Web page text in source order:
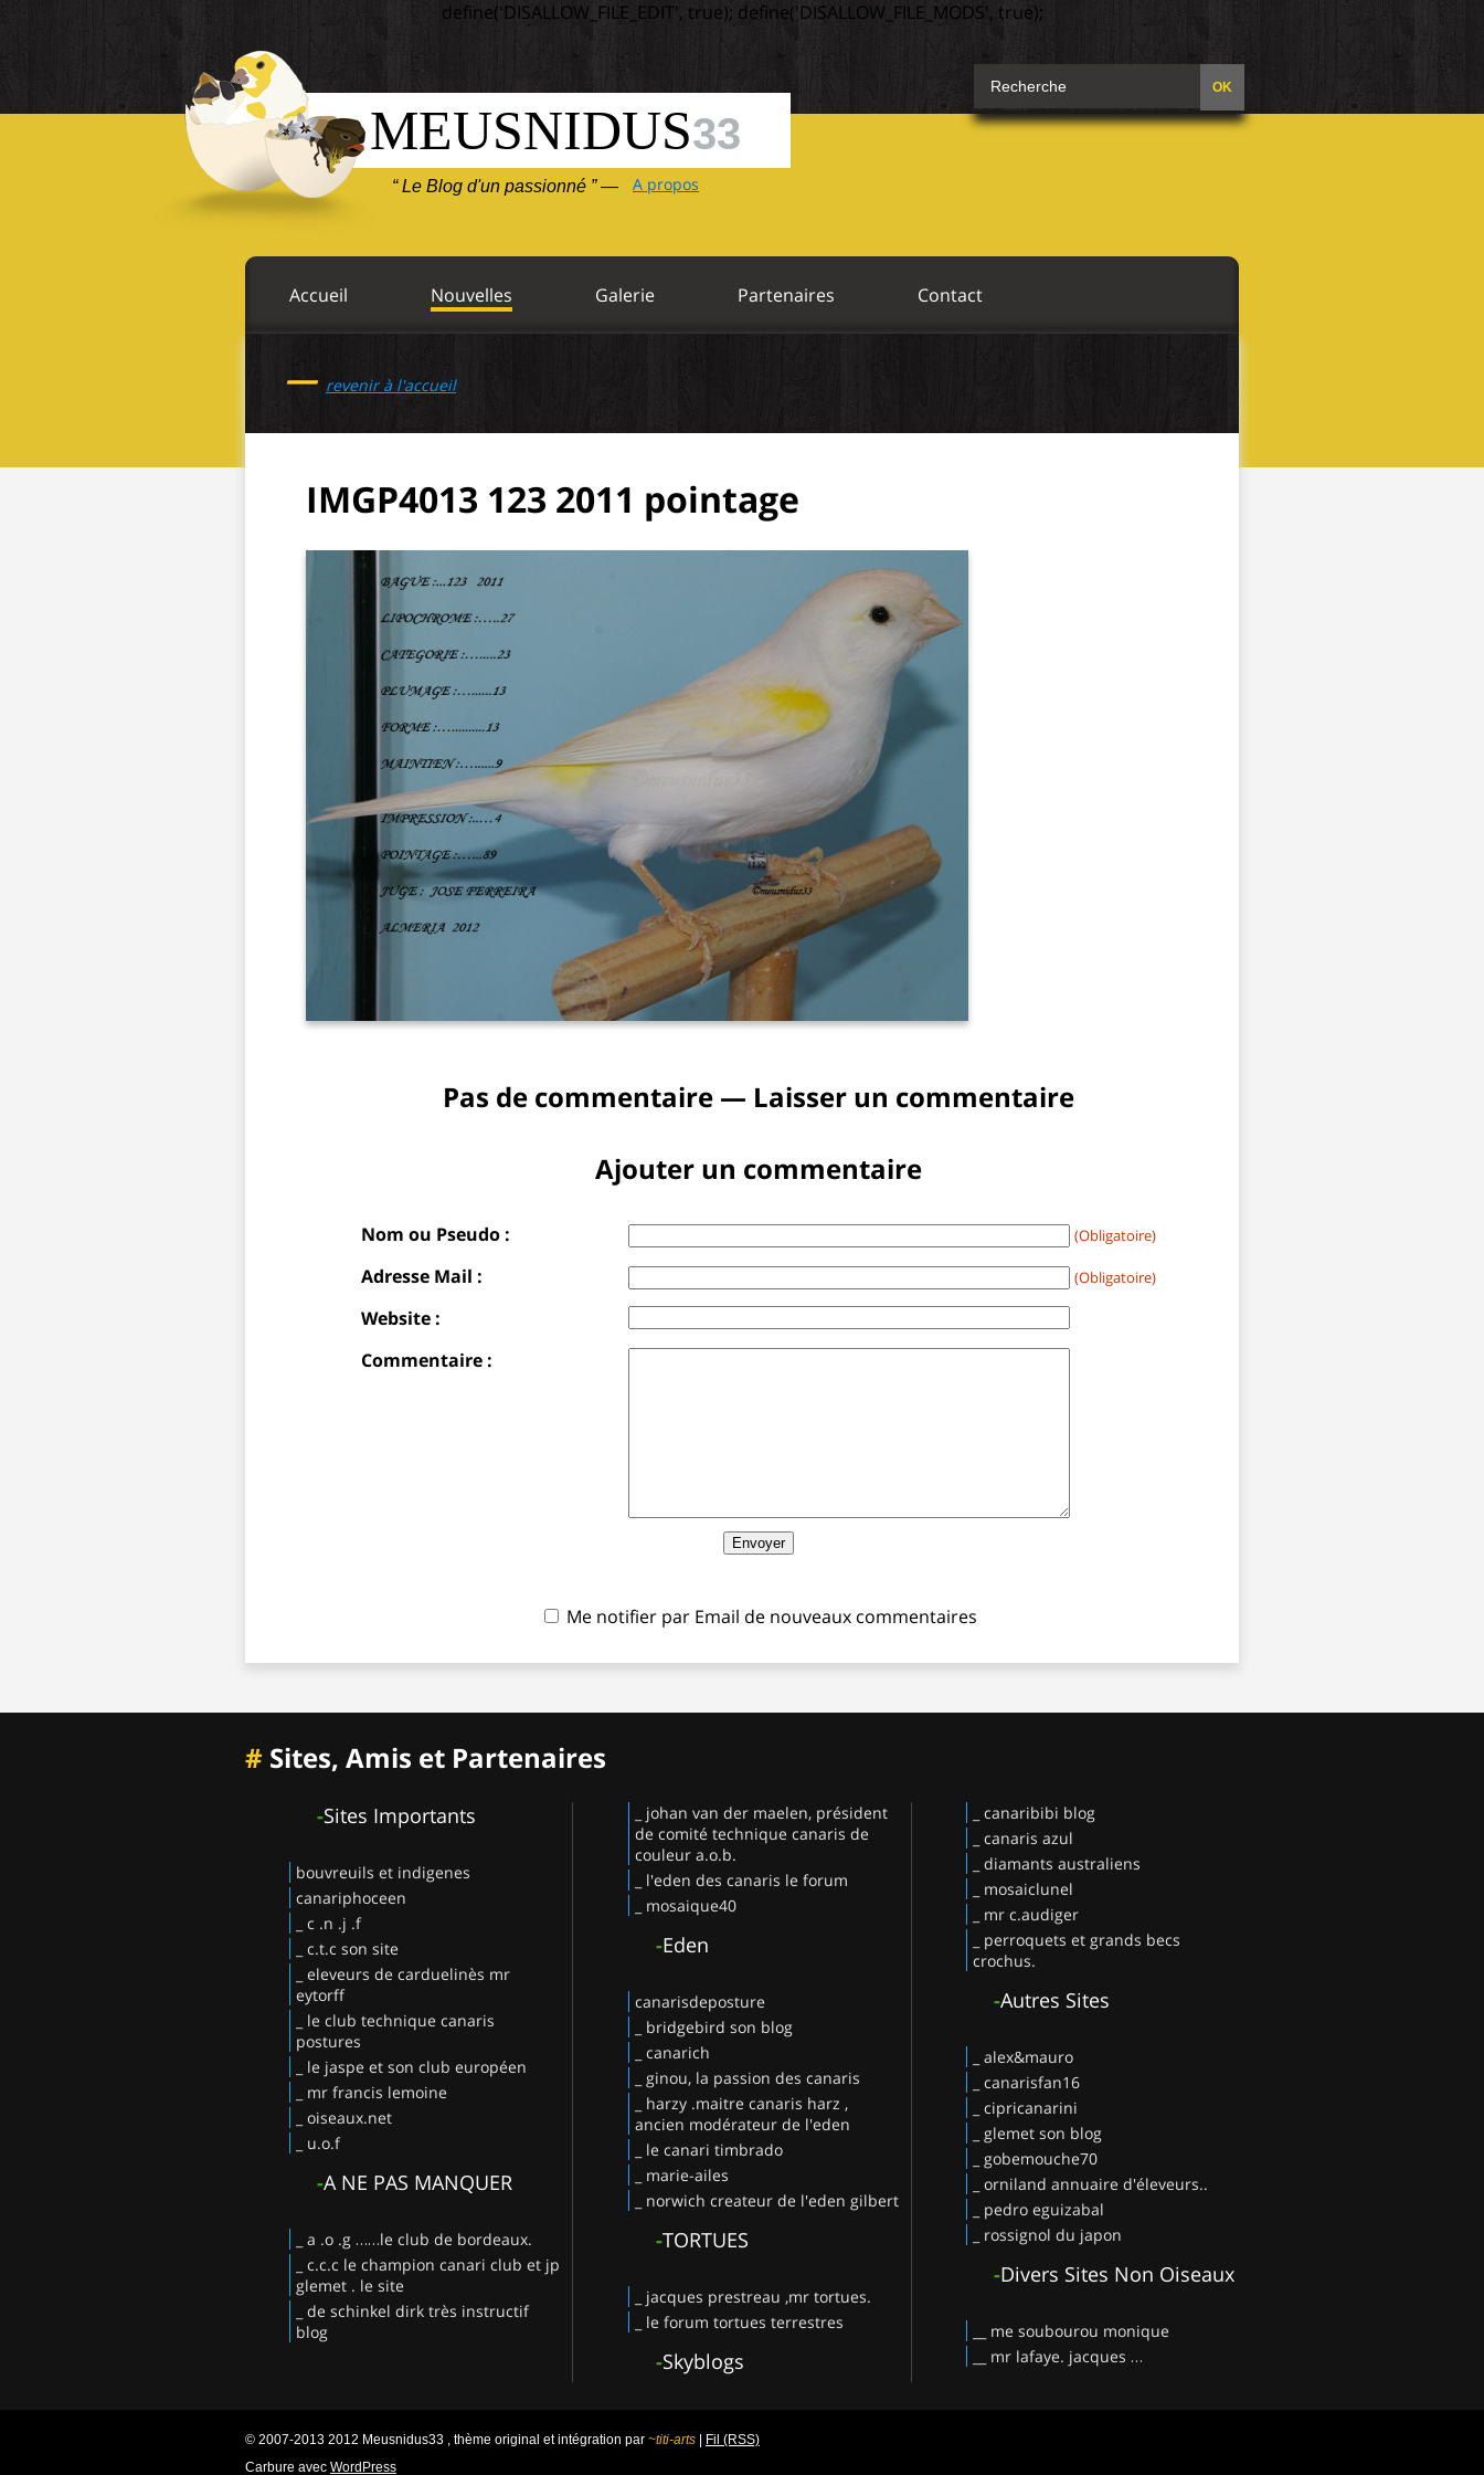
define('DISALLOW_FILE_EDIT', true); define('DISALLOW_FILE_MODS', true);
MEUSNIDUS33
“ Le Blog d'un passionné ” — A propos
Accueil Nouvelles Galerie Partenaires Contact
— revenir à l'accueil
IMGP4013 123 2011 pointage
Pas de commentaire — Laisser un commentaire
Ajouter un commentaire
Nom ou Pseudo : (Obligatoire)
Adresse Mail : (Obligatoire)
Website :
Commentaire :
Me notifier par Email de nouveaux commentaires
# Sites, Amis et Partenaires
-Sites Importants
bouvreuils et indigenes
canariphoceen
_ c .n .j .f
_ c.t.c son site
_ eleveurs de carduelinès mr
eytorff
_ le club technique canaris
postures
_ le jaspe et son club européen
_ mr francis lemoine
_ oiseaux.net
_ u.o.f
-A NE PAS MANQUER
_ a .o .g ……le club de bordeaux.
_ c.c.c le champion canari club et jp
glemet . le site
_ de schinkel dirk très instructif
blog
_ johan van der maelen, président
de comité technique canaris de
couleur a.o.b.
_ l'eden des canaris le forum
_ mosaique40
-Eden
canarisdeposture
_ bridgebird son blog
_ canarich
_ ginou, la passion des canaris
_ harzy .maitre canaris harz ,
ancien modérateur de l'eden
_ le canari timbrado
_ marie-ailes
_ norwich createur de l'eden gilbert
-TORTUES
_ jacques prestreau ,mr tortues.
_ le forum tortues terrestres
-Skyblogs
_ canaribibi blog
_ canaris azul
_ diamants australiens
_ mosaiclunel
_ mr c.audiger
_ perroquets et grands becs
crochus.
-Autres Sites
_ alex&mauro
_ canarisfan16
_ cipricanarini
_ glemet son blog
_ gobemouche70
_ orniland annuaire d'éleveurs..
_ pedro eguizabal
_ rossignol du japon
-Divers Sites Non Oiseaux
__ me soubourou monique
__ mr lafaye. jacques …
© 2007-2013 2012 Meusnidus33 , thème original et intégration par ~titi-arts | Fil (RSS)
Carbure avec WordPress